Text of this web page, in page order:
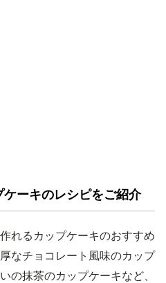
ーキのレシピをご紹介
れるカップケーキのおすすめ
なチョコレート風味のカップ
の抹茶のカップケーキなど、